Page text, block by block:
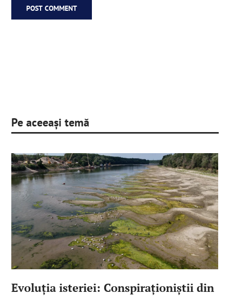
Pe aceeași temă
Evoluția isteriei: Conspiraționiștii din